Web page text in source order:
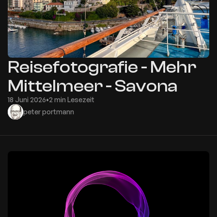
Reisefotografie - Mehr
Mittelmeer - Savona
18 Juni 2026•2 min Lesezeit
peter portmann